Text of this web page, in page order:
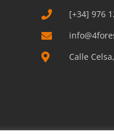
[+34] 976
Calle